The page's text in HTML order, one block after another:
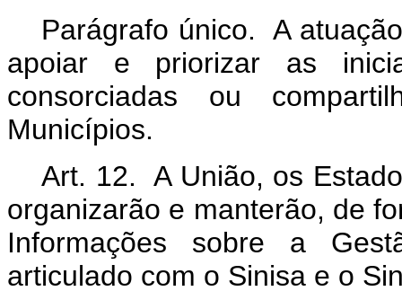
Parágrafo único. A
apoiar e priorizar as
consorciadas ou
Municípios.
Art. 12. A União, os
organizarão e manterão, de
Informações sobre a
articulado com o Sinisa e o